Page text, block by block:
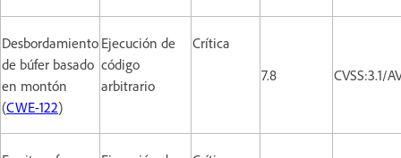
Desbordamiento
de búfer basado
en montón
(CWE-122)
Ejecución de
código
arbitrario
Crítica
7.8
CVSS:3.1/